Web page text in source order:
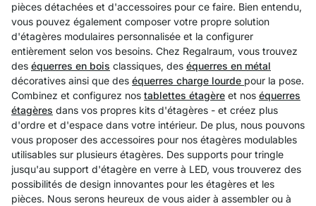
pièces détachées et d'accessoires pour ce faire. Bien entendu,
vous pouvez également composer votre propre solution
d'étagères modulaires personnalisée et la configurer
entièrement selon vos besoins. Chez Regalraum, vous trouvez
des équerres en bois classiques, des équerres en métal
décoratives ainsi que des équerres charge lourde pour la pose.
Combinez et configurez nos tablettes étagère et nos équerres
étagères dans vos propres kits d'étagères - et créez plus
d'ordre et d'espace dans votre intérieur. De plus, nous pouvons
vous proposer des accessoires pour nos étagères modulables
utilisables sur plusieurs étagères. Des supports pour tringle
jusqu'au support d'étagère en verre à LED, vous trouverez des
possibilités de design innovantes pour les étagères et les
pièces. Nous serons heureux de vous aider à assembler ou à